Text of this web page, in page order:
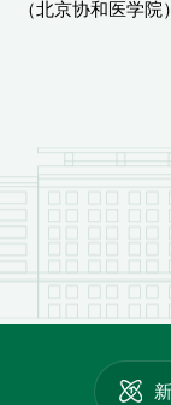
（北京协和医学